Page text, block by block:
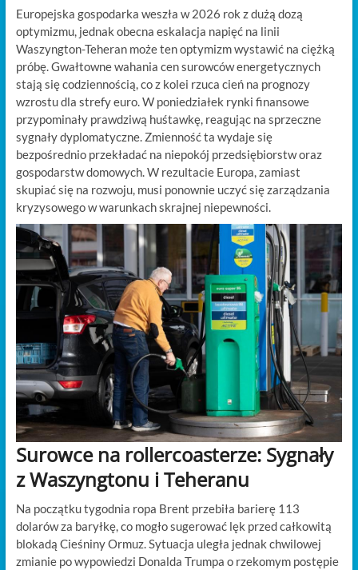
Europejska gospodarka weszła w 2026 rok z dużą dozą
optymizmu, jednak obecna eskalacja napięć na linii
Waszyngton-Teheran może ten optymizm wystawić na ciężką
próbę. Gwałtowne wahania cen surowców energetycznych
stają się codziennością, co z kolei rzuca cień na prognozy
wzrostu dla strefy euro. W poniedziałek rynki finansowe
przypominały prawdziwą huśtawkę, reagując na sprzeczne
sygnały dyplomatyczne. Zmienność ta wydaje się
bezpośrednio przekładać na niepokój przedsiębiorstw oraz
gospodarstw domowych. W rezultacie Europa, zamiast
skupiać się na rozwoju, musi ponownie uczyć się zarządzania
kryzysowego w warunkach skrajnej niepewności.
Surowce na rollercoasterze: Sygnały
z Waszyngtonu i Teheranu
Na początku tygodnia ropa Brent przebiła barierę 113
dolarów za baryłkę, co mogło sugerować lęk przed całkowitą
blokadą Cieśniny Ormuz. Sytuacja uległa jednak chwilowej
zmianie po wypowiedzi Donalda Trumpa o rzekomym postępie